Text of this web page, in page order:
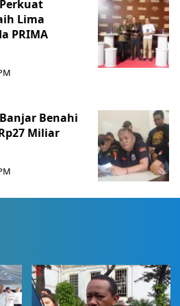
Lima
PRIMA
Benahi
Miliar